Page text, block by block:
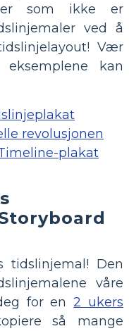
som ikke er
ved å
Vær
kan
revolusjonen
plakat
Den
våre
for en2 ukers
så mange